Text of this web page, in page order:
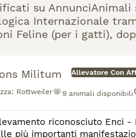
su
Internazionale
Feline (per i gatti),
Militum Allevatore Con
Rottweiler 9 animali disponibili
riconosciuto Enci -
più importanti